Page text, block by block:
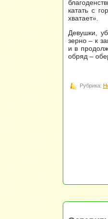
катать с
хватает».
Девушки,
зерно – к
и в
обряд –
Рубрика: